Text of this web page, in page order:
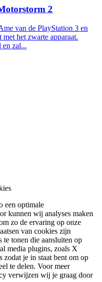
2
van de PlayStation 3 en
het zwarte apparaat.
en zal...
een optimale
kunnen wij analyses maken
zo de ervaring op onze
van cookies zijn
te tonen die aansluiten op
media plugins, zoals X
zodat je in staat bent om op
te delen. Voor meer
verwijzen wij je graag door